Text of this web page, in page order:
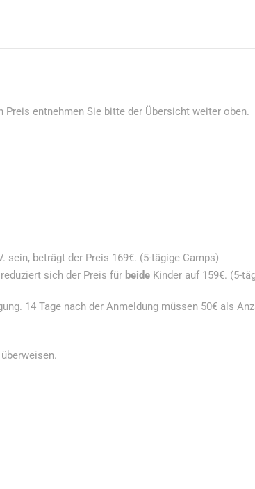
Preis entnehmen Sie bitte der Übersicht weiter oben.
sein, beträgt der Preis 169€. (5-tägige Camps)
sich der Preis für beide Kinder auf 159€. (5-
14 Tage nach der Anmeldung müssen 50€ als